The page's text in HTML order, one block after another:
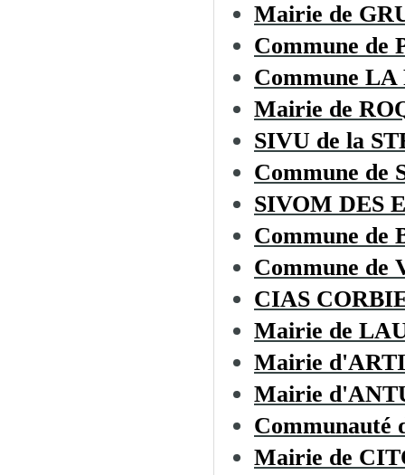
Mairie de
Commune de
Commune
Mairie de
SIVU de la
Commune de
SIVOM DES
Commune de
Commune de
CIAS
Mairie de
Mairie
Mairie
Communauté
Mairie de